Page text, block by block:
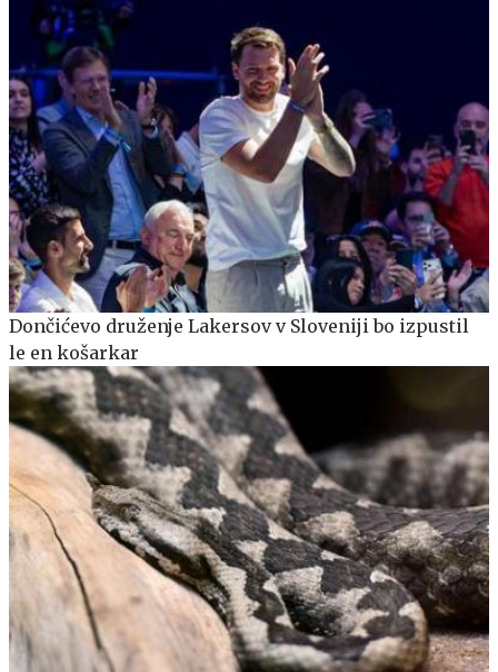
Dončićevo druženje Lakersov v Sloveniji bo izpustil
le en košarkar